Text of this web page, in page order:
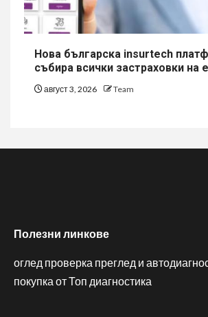
Нова българска insurtech
събира всички застраховки на
август 3, 2026 Team
Полезни линкове
оглед проверка преглед и
покупка от Топ диагностика